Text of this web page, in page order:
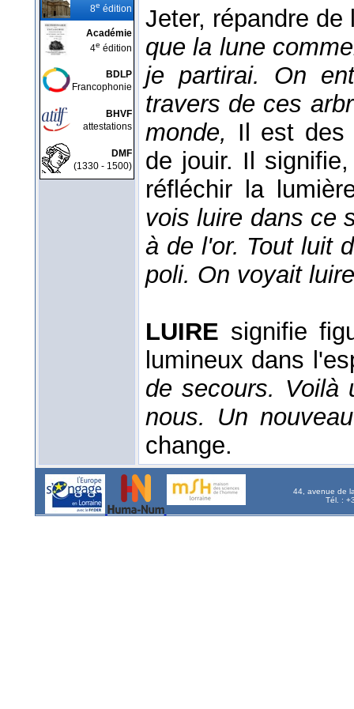
8e édition
Académie
4e édition
BDLP
Francophonie
BHVF
attestations
DMF
(1330 - 1500)
Jeter, répandre
que la lune
je partirai. On
travers de ces
monde, Il est des
de jouir. Il
réfléchir la
vois luire dans ce
à de l'or. Tout luit
poli. On voyait
LUIRE signifie
lumineux dans
de secours. Voilà
nous. Un
change.
44, avenue de
Tél. :